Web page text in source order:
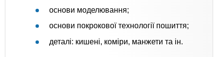
основи моделювання;
основи покрокової технології пошиття;
деталі: кишені, коміри, манжети та ін.